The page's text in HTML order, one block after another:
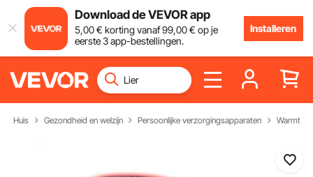
Download de VEVOR app
5,00€ korting vanaf99,00€ op je
eerste 3 app-bestellingen.
Installeren
Huis Gezondheid en welzijn Persoonlijke verzorgingsapparaten